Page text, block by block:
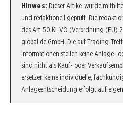
Hinweis: Dieser Artikel wurde
und redaktionell geprüft. Die
des Art. 50 KI-VO (Verordnung (EU)
global.de GmbH . Die auf Trading-
Informationen stellen keine Anlage-
sind nicht als Kauf- oder
ersetzen keine individuelle,
Anlageentscheidung erfolgt auf